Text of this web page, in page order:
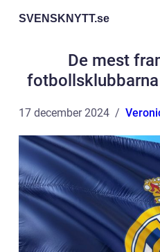
SVENSKNYTT.se
De mest
17 december 2024